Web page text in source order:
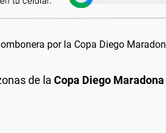
de la Copa Diego Maradona